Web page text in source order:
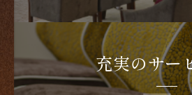
充実のサー